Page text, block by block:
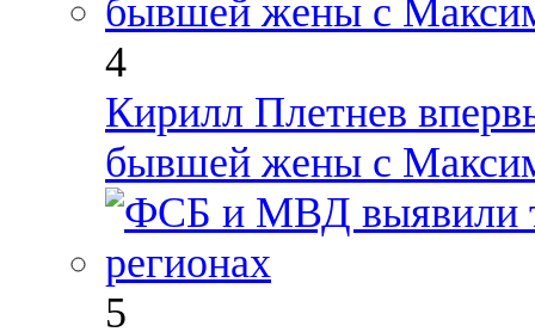
4
Кирилл Плетнев
бывшей жены с
5